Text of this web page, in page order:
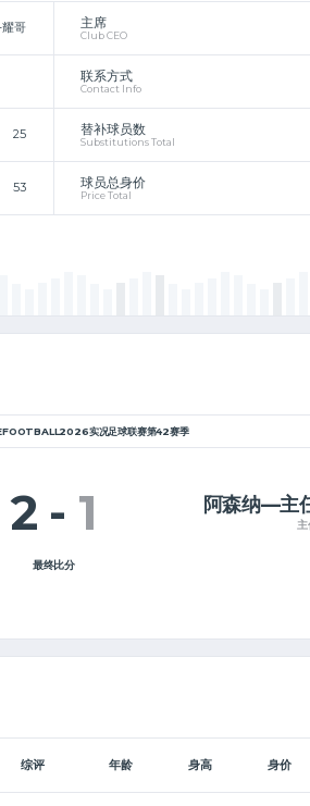
哥 主席
Club CEO
联系方式
Contact Info
25 替补球员数
Substitutions Total
53 球员总身价
Price Total
实况足球联赛第42赛季
2 - 1
最终比分
阿森纳—主
主
综评 年龄 身高 身价